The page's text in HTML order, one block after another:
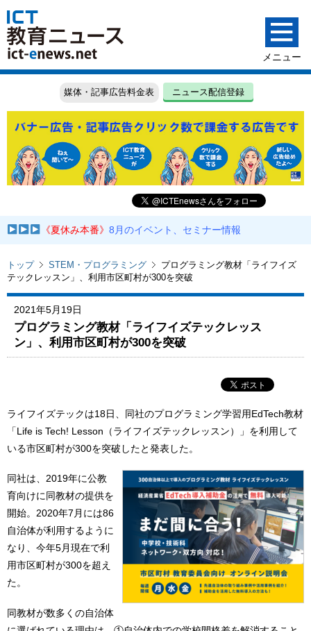
媒体・記事広告料金表 ニュース配信登録
《夏休み本番》8月のイベント、セミナー情報
トップ STEM・プログラミング
プログラミング教材「ライフイズ
テックレッスン」、利用市区町村が300を突破
2021年5月19日
プログラミング教材「ライフイズテックレッス
ン」、利用市区町村が300を突破
ライフイズテックは18日、同社のプログラミング学習用EdTech教材
「Life is Tech! Lesson（ライフイズテックレッスン）」を利用して
いる市区町村が300を突破したと発表した。
同社は、2019年に公教
育向けに同教材の提供を
開始。2020年7月には86
自治体が利用するように
なり、今年5月現在で利
用市区町村が300を超え
た。
同教材が数多くの自治体